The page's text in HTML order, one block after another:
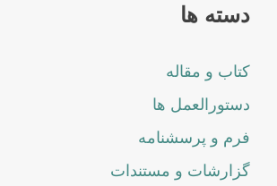
دسته ها
کتاب و مقاله
دستورالعمل ها
فرم و پرسشنامه
گزارشات و مستندات